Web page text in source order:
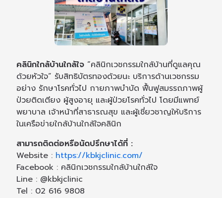
คลินิกใกล้บ้านใกล้ใจ “คลินิกเวชกรรมใกล้บ้านที่ดูแลคุณ
ด้วยหัวใจ” รับสิทธิบัตรทองด้วยนะ บริการด้านเวชกรรม
อย่าง รักษาโรคทั่วไป กายภาพบำบัด ฟื้นฟูสมรรถภาพผู้
ป่วยติดเตียง ผู้สูงอายุ และผู้ป่วยโรคทั่วไป โดยมีแพทย์
พยาบาล เจ้าหน้าที่สาธารณสุข และผู้เชี่ยวชาญให้บริการ
ในเครือข่ายใกล้บ้านใกล้ใจคลินิก
สามารถติดต่อหรือนัดปรึกษาได้ที่ :
Website : https://kbkjclinic.com/
Facebook : คลินิกเวชกรรมใกล้บ้านใกล้ใจ
Line : @kbkjclinic
Tel : 02 616 9808